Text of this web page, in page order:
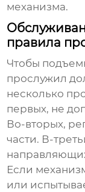
механизма.
правила
Чтобы
прослужил
несколько
первых, не
Во-вторых,
части. В-
Если
или